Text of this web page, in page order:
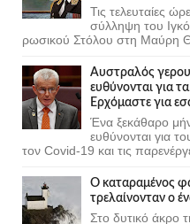
Τις τελευταίες
σύλληψη του
ρωσικού Στόλου στη Μαύρη
Αυστραλός
ευθύνονται για
Ερχόμαστε για
Ένα ξεκάθαρο
ευθύνονται για
τον Covid-19 και τις
Ο καταραμένος
τρελαίνονταν ο
Στο δυτικό άκρο